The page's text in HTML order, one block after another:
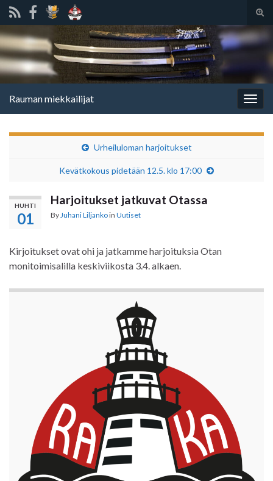
Search for:
Rauman miekkailijat
Urheiluloman harjoitukset
Kevätkokous pidetään 12.5. klo 17:00
HUHTI
01
Harjoitukset jatkuvat Otassa
By Juhani Liljankoin Uutiset
Kirjoitukset ovat ohi ja jatkamme harjoituksia Otan
monitoimisalilla keskiviikosta 3.4. alkaen.